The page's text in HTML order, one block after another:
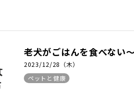
老犬がごはんを食べない
2023/12/28（木）
ペットと健康